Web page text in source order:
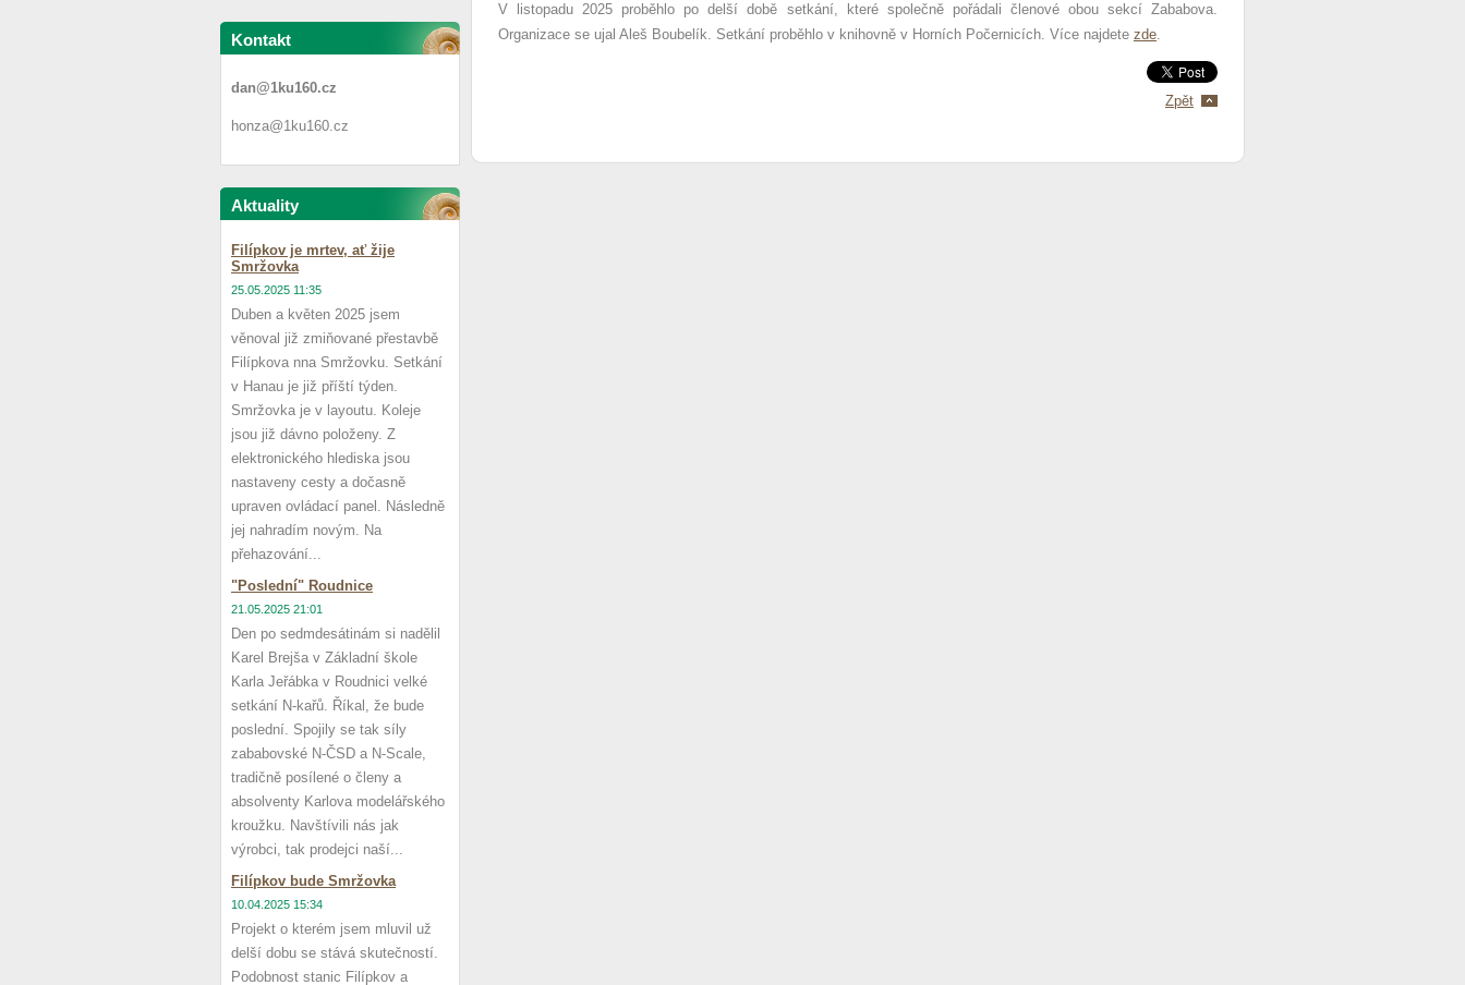
Kontakt
dan@1ku160.cz
honza@1ku160.cz
Aktuality
Filípkov je mrtev, ať žije
Smržovka
25.05.2025 11:35
Duben a květen 2025 jsem
věnoval již zmiňované přestavbě
Filípkova nna Smržovku. Setkání
v Hanau je již příští týden.
Smržovka je v layoutu. Koleje
jsou již dávno položeny. Z
elektronického hlediska jsou
nastaveny cesty a dočasně
upraven ovládací panel. Následně
jej nahradím novým. Na
přehazování...
"Poslední" Roudnice
21.05.2025 21:01
Den po sedmdesátinám si nadělil
Karel Brejša v Základní škole
Karla Jeřábka v Roudnici velké
setkání N-kařů. Říkal, že bude
poslední. Spojily se tak síly
zababovské N-ČSD a N-Scale,
tradičně posílené o členy a
absolventy Karlova modelářského
kroužku. Navštívili nás jak
výrobci, tak prodejci naší...
Filípkov bude Smržovka
10.04.2025 15:34
Projekt o kterém jsem mluvil už
delší dobu se stává skutečností.
Podobnost stanic Filípkov a
V listopadu 2025 proběhlo po delší době setkání, které společně pořádali členové obou sekcí Zababova.
Organizace se ujal Aleš Boubelík. Setkání proběhlo v knihovně v Horních Počernicích. Více najdete zde.
Zpět